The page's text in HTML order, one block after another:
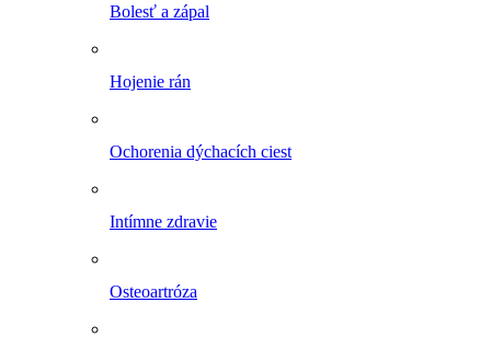
Bolesť a zápal
Hojenie rán
Ochorenia dýchacích ciest
Intímne zdravie
Osteoartróza